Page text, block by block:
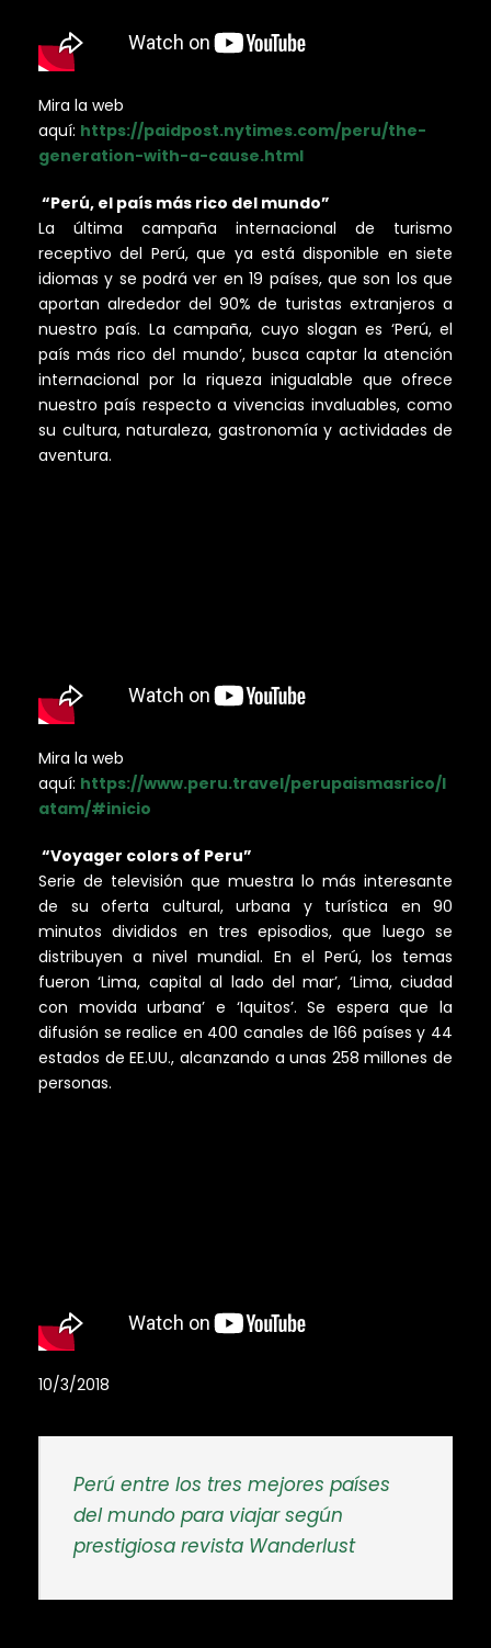
Mira la web
aquí: https://paidpost.nytimes.com/peru/the-
generation-with-a-cause.html
“Perú, el país más rico del mundo”
La última campaña internacional de turismo
receptivo del Perú, que ya está disponible en siete
idiomas y se podrá ver en 19 países, que son los que
aportan alrededor del 90% de turistas extranjeros a
nuestro país. La campaña, cuyo slogan es ‘Perú, el
país más rico del mundo’, busca captar la atención
internacional por la riqueza inigualable que ofrece
nuestro país respecto a vivencias invaluables, como
su cultura, naturaleza, gastronomía y actividades de
aventura.
Mira la web
aquí: https://www.peru.travel/perupaismasrico/l
atam/#inicio
“Voyager colors of Peru”
Serie de televisión que muestra lo más interesante
de su oferta cultural, urbana y turística en 90
minutos divididos en tres episodios, que luego se
distribuyen a nivel mundial. En el Perú, los temas
fueron ‘Lima, capital al lado del mar’, ‘Lima, ciudad
con movida urbana’ e ‘Iquitos’. Se espera que la
difusión se realice en 400 canales de 166 países y 44
estados de EE.UU., alcanzando a unas 258 millones de
personas.
10/3/2018
Perú entre los tres mejores países
del mundo para viajar según
prestigiosa revista Wanderlust